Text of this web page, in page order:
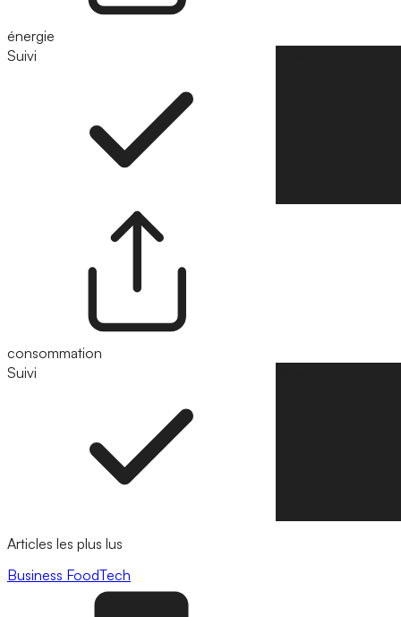
énergie
Suivi
consommation
Suivi
Articles les plus lus
Business FoodTech